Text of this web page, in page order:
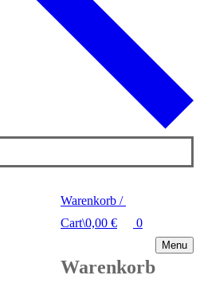
Warenkorb /
Cart\0,00 € 0
Warenkorb
Menu